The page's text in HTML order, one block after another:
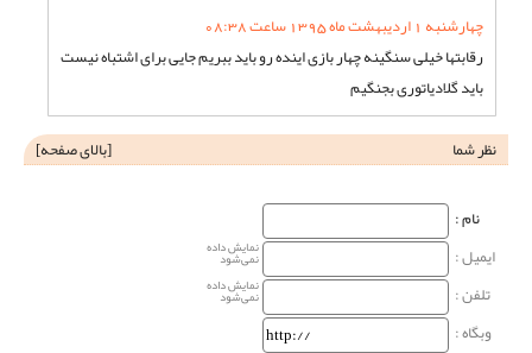
چهارشنبه 1 اردیبهشت ماه 1395 ساعت 08:38
رقابتها خیلی سنگینه چهار بازی اینده رو باید ببریم جایی برای اشتباه نیست
باید گلادیاتوری بجنگیم
نظر شما
[بالای صفحه]
نام‌ :
ایمیل :
نمایش داده
نمی‌شود
تلفن : نمایش داده
نمی‌شود
وبگاه‌ :